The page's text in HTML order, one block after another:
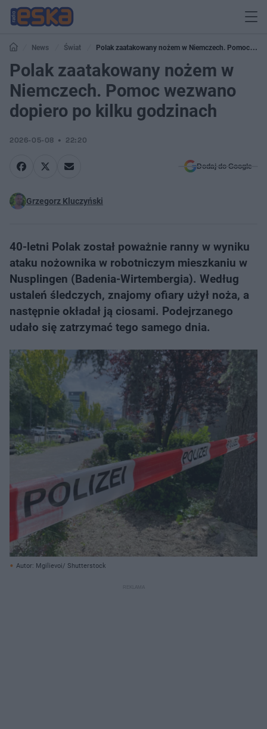
News Świat
Polak zaatakowany nożem w Niemczech. Pomoc
wezwano dopiero po kilku godzinach
Polak zaatakowany nożem w
Niemczech. Pomoc wezwano
dopiero po kilku godzinach
2026-05-08 22:20
Dodaj do Google
Grzegorz Kluczyński
40-letni Polak został poważnie ranny w wyniku
ataku nożownika w robotniczym mieszkaniu w
Nusplingen (Badenia-Wirtembergia). Według
ustaleń śledczych, znajomy ofiary użył noża, a
następnie okładał ją ciosami. Podejrzanego
udało się zatrzymać tego samego dnia.
Autor: Mgilievoi/ Shutterstock